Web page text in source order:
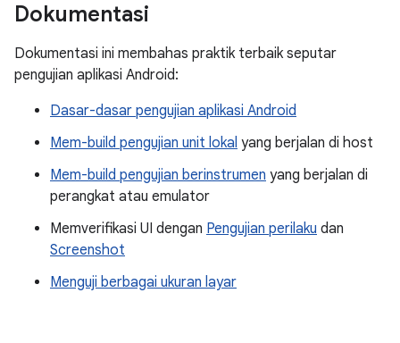
Dokumentasi
Dokumentasi ini membahas praktik terbaik seputar
pengujian aplikasi Android:
Dasar-dasar pengujian aplikasi Android
Mem-build pengujian unit lokal yang berjalan di host
Mem-build pengujian berinstrumen yang berjalan di
perangkat atau emulator
Memverifikasi UI dengan Pengujian perilaku dan
Screenshot
Menguji berbagai ukuran layar